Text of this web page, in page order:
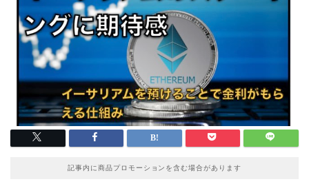
記事内に商品プロモーションを含む場合があります